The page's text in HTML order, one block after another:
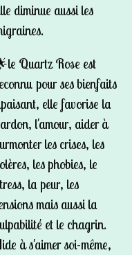
diminue aussi les
Quartz Rose est
pour ses bienfaits
elle favorise la
l'amour, aider à
les crises, les
les phobies, le
la peur, les
mais aussi la
et le chagrin.
à s'aimer soi-même,